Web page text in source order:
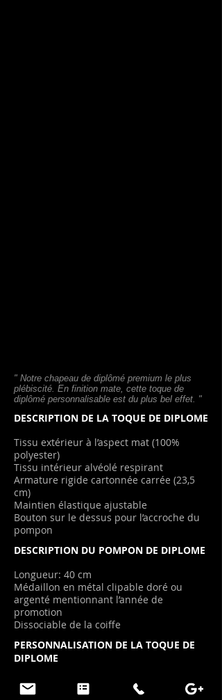
" Notre chapeau de diplômé premium le plus
plébiscité. En finition mate, cette toque de
diplômé personnalisable est du plus bel effet. "
DESCRIPTION DE LA TOQUE DE DIPLOME
Tissu extérieur à l’aspect mat (100%
polyester)
Tissu intérieur alvéolé respirant
Armature rigide cartonnée carrée (23,5
cm)
Maintien élastique ajustable
Bouton sur le dessus pour l’accroche du
pompon
DESCRIPTION DU POMPON DE DIPLOME
Longueur: 40 cm
Médaillon en métal clipable doré ou
argenté mentionnant l’année de
promotion
Dissociable de la coiffe
PERSONNALISATION DE LA TOQUE DE
DIPLOME
Cette toque est personnalisable.
Personnalisation
de la coiffe de